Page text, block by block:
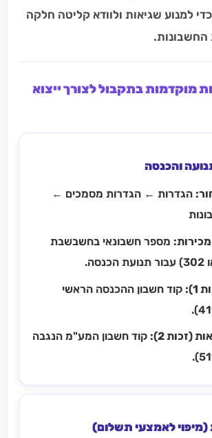
למנוע שגיאות ולוודא קליטה חלקה
מוקדמות בתקבול לצורך ייצוא
והכנסה
הגדרות ← הגדרות מסמכים ←
מספר חשבונאי בחשבשבת
1):
קוד חשבון ההכנסה הראשי
(זכות 2):
קוד חשבון המע"מ הנגבה
(מיפוי לאמצעי תשלום)